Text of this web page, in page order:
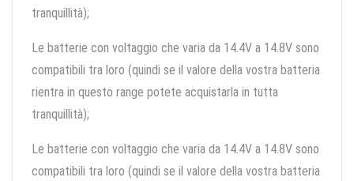
tranquillità);
Le batterie con voltaggio che varia da 14.4V a 14.8V sono
compatibili tra loro (quindi se il valore della vostra batteria
rientra in questo range potete acquistarla in tutta
tranquillità);
Le batterie con voltaggio che varia da 14.4V a 14.8V sono
compatibili tra loro (quindi se il valore della vostra batteria